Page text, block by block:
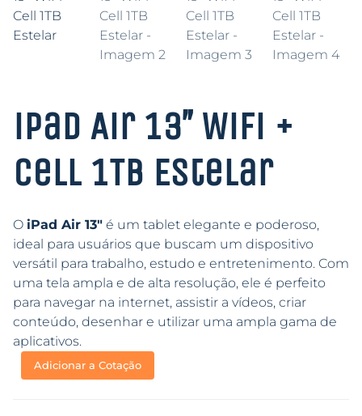
iPad Air 13″ WiFi +
Cell 1TB Estelar
O iPad Air 13″ é um tablet elegante e poderoso,
ideal para usuários que buscam um dispositivo
versátil para trabalho, estudo e entretenimento. Com
uma tela ampla e de alta resolução, ele é perfeito
para navegar na internet, assistir a vídeos, criar
conteúdo, desenhar e utilizar uma ampla gama de
aplicativos.
Adicionar a Cotação